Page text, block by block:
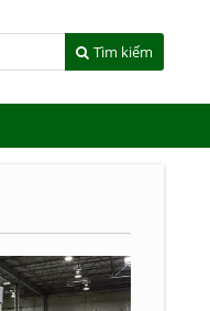
Tìm kiếm